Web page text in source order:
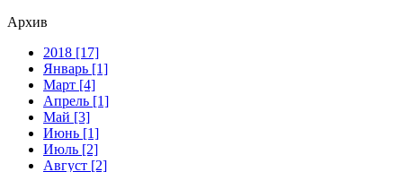
Архив
2018 [17]
Январь [1]
Март [4]
Апрель [1]
Май [3]
Июнь [1]
Июль [2]
Август [2]